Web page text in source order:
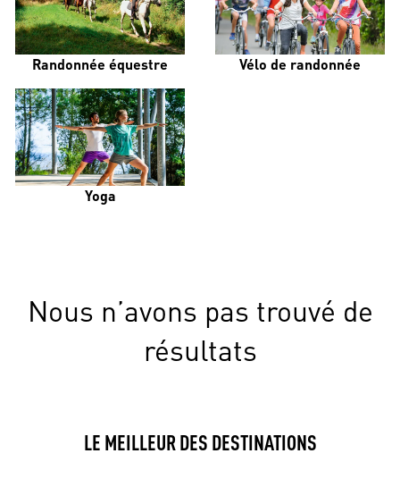
Randonnée équestre Vélo de randonnée
Yoga
Nous n’avons pas trouvé de
résultats
LE MEILLEUR DES DESTINATIONS